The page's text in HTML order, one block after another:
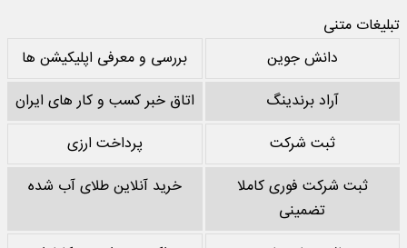
تبلیغات متنی
دانش جوین
بررسی و معرفی اپلیکیشن ها
آراد برندینگ
اتاق خبر کسب و کار های ایران
ثبت شرکت
پرداخت ارزی
ثبت شرکت فوری کاملا
تضمینی
خرید آنلاین طلای آب شده